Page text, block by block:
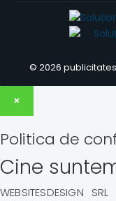
© 2026
×
Politica de
Cine
WEBSITESDESIGN